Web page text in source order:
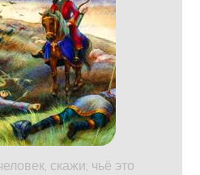
скажи; чьё это